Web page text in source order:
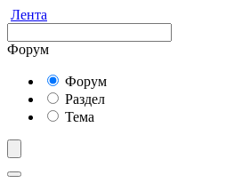
Лента
Форум
Форум
Раздел
Тема